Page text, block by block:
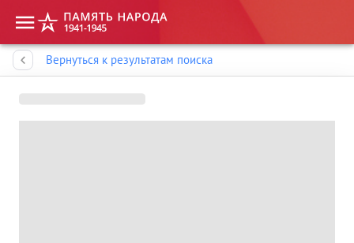
Вернуться к результатам поиска
Память народа